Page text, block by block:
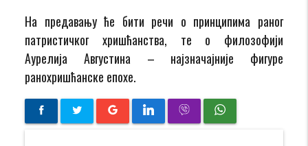
На предавању ће бити речи о принципима раног
патристичког хришћанства, те о филозофији
Аурелија Августина – најзначајније фигуре
ранохришћанске епохе.